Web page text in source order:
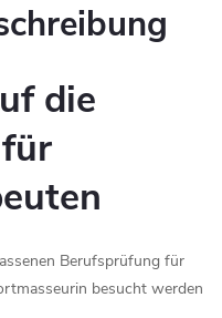
die
Berufsprüfung für
besucht werden